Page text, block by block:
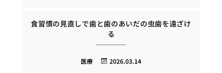
食習慣の見直しで歯と歯のあいだの虫歯を遠ざけ
る
2026.03.14
医療